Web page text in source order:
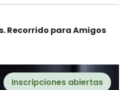
Recorrido para Amigos
Inscripciones abiertas